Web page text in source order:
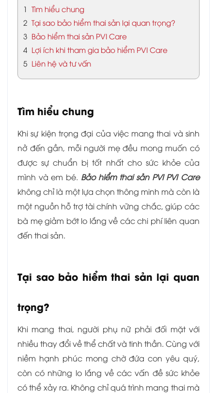
1 Tìm hiểu chung
2 Tại sao bảo hiểm thai sản lại quan trọng?
3 Bảo hiểm thai sản PVI Care
4 Lợi ích khi tham gia bảo hiểm PVI Care
5 Liên hệ và tư vấn
Tìm hiểu chung
Khi sự kiện trọng đại của việc mang thai và sinh
nở đến gần, mỗi người mẹ đều mong muốn có
được sự chuẩn bị tốt nhất cho sức khỏe của
mình và em bé. Bảo hiểm thai sản PVI PVI Care
không chỉ là một lựa chọn thông minh mà còn là
một nguồn hỗ trợ tài chính vững chắc, giúp các
bà mẹ giảm bớt lo lắng về các chi phí liên quan
đến thai sản.
Tại sao bảo hiểm thai sản lại quan
trọng?
Khi mang thai, người phụ nữ phải đối mặt với
nhiều thay đổi về thể chất và tinh thần. Cùng với
niềm hạnh phúc mong chờ đứa con yêu quý,
còn có những lo lắng về các vấn đề sức khỏe
có thể xảy ra. Không chỉ quá trình mang thai mà